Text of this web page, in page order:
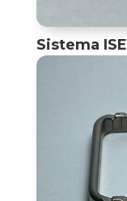
Sistema ISE